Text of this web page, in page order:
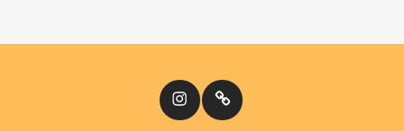
InstagramКіномандри